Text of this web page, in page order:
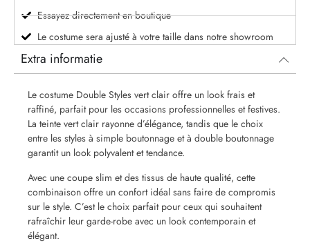
Essayez directement en boutique
Le costume sera ajusté à votre taille dans notre showroom
Extra informatie
Le costume Double Styles vert clair offre un look frais et
raffiné, parfait pour les occasions professionnelles et festives.
La teinte vert clair rayonne d’élégance, tandis que le choix
entre les styles à simple boutonnage et à double boutonnage
garantit un look polyvalent et tendance.
Avec une coupe slim et des tissus de haute qualité, cette
combinaison offre un confort idéal sans faire de compromis
sur le style. C’est le choix parfait pour ceux qui souhaitent
rafraîchir leur garde-robe avec un look contemporain et
élégant.